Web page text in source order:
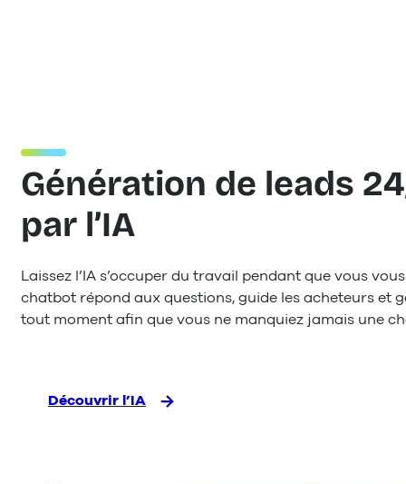
Génération de leads
par l’IA
Laissez l’IA s’occuper du travail pendant que vous
chatbot répond aux questions, guide les acheteurs et
tout moment afin que vous ne manquiez jamais une
Découvrir l’IA